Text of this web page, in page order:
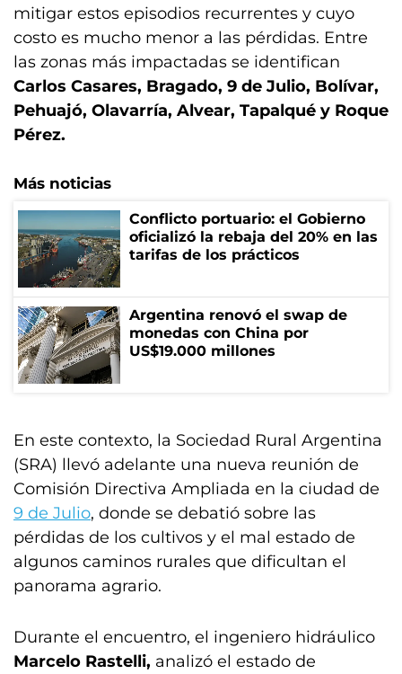
mitigar estos episodios recurrentes y cuyo
costo es mucho menor a las pérdidas. Entre
las zonas más impactadas se identifican
Carlos Casares, Bragado, 9 de Julio, Bolívar,
Pehuajó, Olavarría, Alvear, Tapalqué y Roque
Pérez.
Más noticias
Conflicto portuario: el Gobierno
oficializó la rebaja del 20% en las
tarifas de los prácticos
Argentina renovó el swap de
monedas con China por
US$19.000 millones
En este contexto, la Sociedad Rural Argentina
(SRA) llevó adelante una nueva reunión de
Comisión Directiva Ampliada en la ciudad de
9 de Julio, donde se debatió sobre las
pérdidas de los cultivos y el mal estado de
algunos caminos rurales que dificultan el
panorama agrario.
Durante el encuentro, el ingeniero hidráulico
Marcelo Rastelli, analizó el estado de